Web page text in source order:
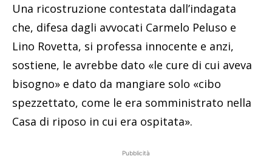
Una ricostruzione contestata dall’indagata
che, difesa dagli avvocati Carmelo Peluso e
Lino Rovetta, si professa innocente e anzi,
sostiene, le avrebbe dato «le cure di cui aveva
bisogno» e dato da mangiare solo «cibo
spezzettato, come le era somministrato nella
Casa di riposo in cui era ospitata».
Pubblicità